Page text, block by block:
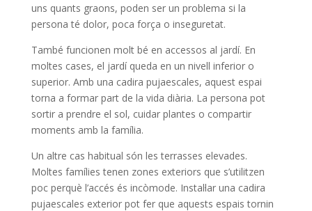
uns quants graons, poden ser un problema si la
persona té dolor, poca força o inseguretat.
També funcionen molt bé en accessos al jardí. En
moltes cases, el jardí queda en un nivell inferior o
superior. Amb una cadira pujaescales, aquest espai
torna a formar part de la vida diària. La persona pot
sortir a prendre el sol, cuidar plantes o compartir
moments amb la família.
Un altre cas habitual són les terrasses elevades.
Moltes famílies tenen zones exteriors que s’utilitzen
poc perquè l’accés és incòmode. Instal·lar una cadira
pujaescales exterior pot fer que aquests espais tornin